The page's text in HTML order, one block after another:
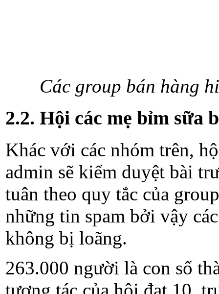
Các group bán hàng
2.2. Hội các mẹ bỉm sữa
Khác với các nhóm trên,
admin sẽ kiểm duyệt bài
tuân theo quy tắc của
những tin spam bởi vậy
không bị loãng.
263.000 người là con số
tương tác của hội đạt 10,